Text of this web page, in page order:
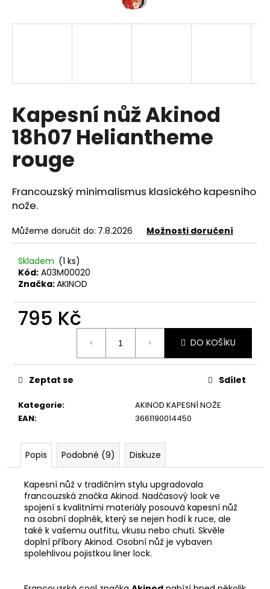
Kapesní nůž Akinod
18h07 Heliantheme
rouge
Francouzský minimalismus klasického kapesního
nože.
Můžeme doručit do: 7.8.2026 Možnosti doručení
Skladem (1 ks)
Kód: A03M00020
Značka:AKINOD
795 Kč
DO KOŠÍKU
Kategorie:
AKINOD KAPESNÍ NOŽE
EAN: 3661190014450
Zeptat se Sdílet
Popis Podobné (9) Diskuze
Kapesní nůž v tradičním stylu upgradovala
francouzská značka Akinod. Nadčasový look ve
spojení s kvalitními materiály posouvá kapesní nůž
na osobní doplněk, který se nejen hodí k ruce, ale
také k vašemu outfitu, vkusu nebo chuti. Skvěle
doplní příbory Akinod. Osobní nůž je vybaven
spolehlivou pojistkou liner lock.
j
?
HLEDAT
D
o
o
r
u
č
u
j
e
m
KAPESNÍ
NŮŽ
TATTOO
37G
BICYCLE
WOOD
Kč